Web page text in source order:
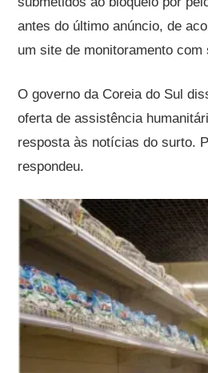
antes do último anúncio, de
um site de monitoramento com
O governo da Coreia do Sul
oferta de assistência
resposta às notícias do surto.
respondeu.